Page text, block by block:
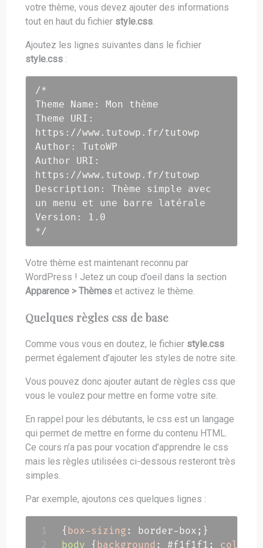
votre thème, vous devez ajouter des informations
tout en haut du fichier style.css
Ajoutez les lignes suivantes dans le fichier
style.css :
/*
Theme Name: Mon thème
Theme URI:
https://www.tutowp.fr/tutowp
Author: TutoWP
Author URI:
https://www.tutowp.fr/tutowp
Description: Thème simple avec
un menu et une barre latérale
Version: 1.0
*/
Votre thème est maintenant reconnu par
WordPress ! Jetez un coup d’oeil dans la section
Apparence > Thèmes et activez le thème.
Quelques règles css de base
Comme vous vous en doutez, le fichier style.css
permet également d’ajouter les styles de notre site.
Vous pouvez donc ajouter autant de règles css que
vous le voulez pour mettre en forme votre site.
En rappel pour les débutants, le css est un langage
qui permet de mettre en forme du contenu HTML.
Ce cours n’a pas pour vocation d’apprendre le css
mais les règles utilisées ci-dessous resteront très
simples.
Par exemple, ajoutons ces quelques lignes :
{ box-sizing : border-box ; }
body
{ background : #f1f1f1 ; color